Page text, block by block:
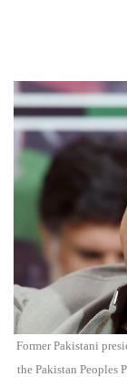
Former Pakistani
the Pakistan Peoples